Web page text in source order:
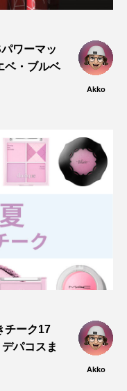
ワーマッ
ベ・ブルベ
Akko
チーク17
パコスま
Akko